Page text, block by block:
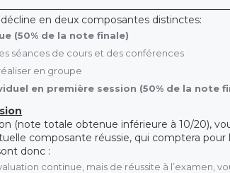
en deux composantes distinctes:
(50% de la note finale)
séances de cours et des conférences
en groupe
en première session (50% de la note
(note totale obtenue inférieure à 10/20),
composante réussie, qui comptera
donc :
continue, mais de réussite à l’examen,